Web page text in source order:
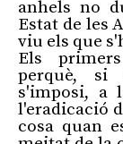
anhels no
Estat de les
viu els que
Els
perquè, si
s'imposi, a
l'eradicació
cosa quan